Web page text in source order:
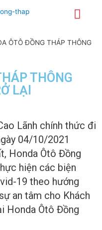
ÔTÔ ĐỒNG THÁP THÔNG
THÔNG
LẠI
Lãnh chính thức đi
04/10/2021
Honda Ôtô Đồng
hiện các biện
19 theo hướng
an tâm cho Khách
Honda Ôtô Đồng